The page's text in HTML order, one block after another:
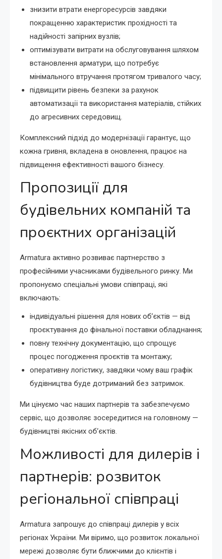
знизити втрати енергоресурсів завдяки
покращенню характеристик прохідності та
надійності запірних вузлів;
оптимізувати витрати на обслуговування шляхом
встановлення арматури, що потребує
мінімального втручання протягом тривалого часу;
підвищити рівень безпеки за рахунок
автоматизації та використання матеріалів, стійких
до агресивних середовищ.
Комплексний підхід до модернізації гарантує, що
кожна гривня, вкладена в оновлення, працює на
підвищення ефективності вашого бізнесу.
Пропозиції для
будівельних компаній та
проєктних організацій
Armatura активно розвиває партнерство з
професійними учасниками будівельного ринку. Ми
пропонуємо спеціальні умови співпраці, які
включають:
індивідуальні рішення для нових об’єктів — від
проєктування до фінальної поставки обладнання;
повну технічну документацію, що спрощує
процес погодження проєктів та монтажу;
оперативну логістику, завдяки чому ваш графік
будівництва буде дотриманий без затримок.
Ми цінуємо час наших партнерів та забезпечуємо
сервіс, що дозволяє зосередитися на головному —
будівництві якісних об’єктів.
Можливості для дилерів і
партнерів: розвиток
регіональної співпраці
Armatura запрошує до співпраці дилерів у всіх
регіонах України. Ми віримо, що розвиток локальної
мережі дозволяє бути ближчими до клієнтів і